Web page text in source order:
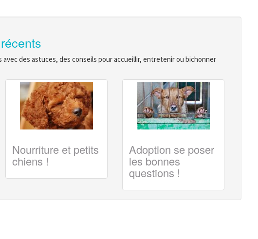
des astuces, des conseils pour accueillir, entretenir ou bichonner
Nourriture et petits
chiens !
Adoption se poser
les bonnes
questions !